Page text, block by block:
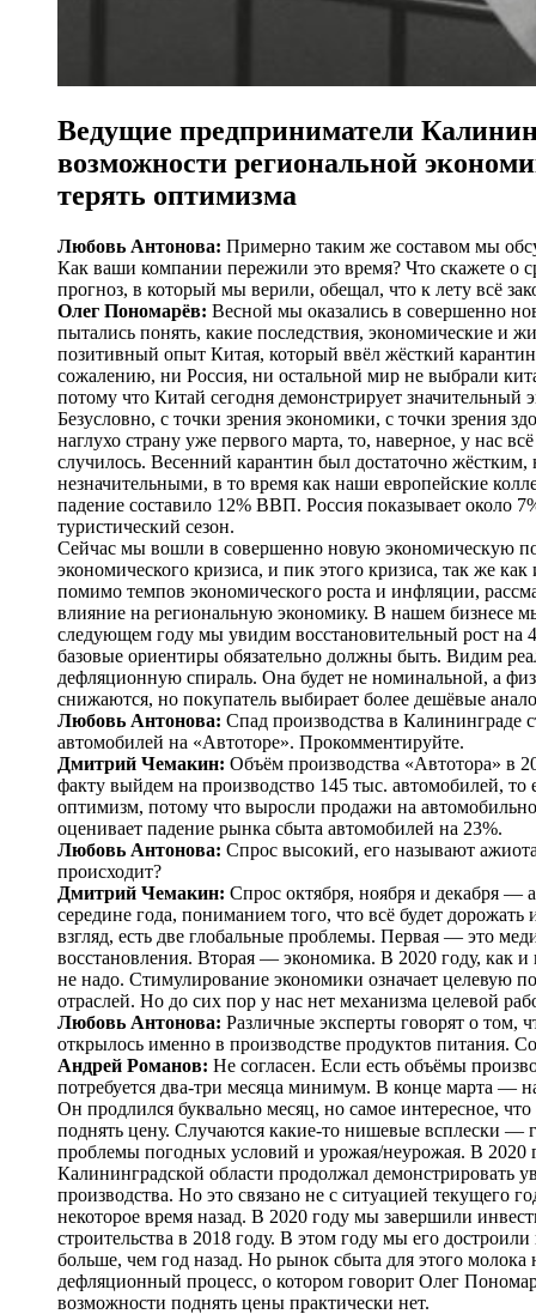
Ведущие предприниматели
возможности региональной
терять оптимизма
Любовь Антонова: Примерно таким же составом мы
Как ваши компании пережили это время? Что скажете о
прогноз, в который мы верили, обещал, что к лету всё
Олег Пономарёв: Весной мы оказались в совершенно
пытались понять, какие последствия, экономические и
позитивный опыт Китая, который ввёл жёсткий
сожалению, ни Россия, ни остальной мир не выбрали
потому что Китай сегодня демонстрирует значительный
Безусловно, с точки зрения экономики, с точки зрения
наглухо страну уже первого марта, то, наверное, у нас
случилось. Весенний карантин был достаточно
незначительными, в то время как наши европейские
падение составило 12% ВВП. Россия показывает около
туристический сезон.
Сейчас мы вошли в совершенно новую экономическую
экономического кризиса, и пик этого кризиса, так же
помимо темпов экономического роста и инфляции,
влияние на регио­нальную экономику. В нашем бизнесе
следующем году мы увидим восстановительный рост на
базовые ориентиры обязательно должны быть. Видим
дефляционную спираль. Она будет не номинальной, а
снижаются, но покупатель выбирает более дешёвые
Любовь Антонова: Спад производства в Калининграде
автомобилей на «Автоторе». Прокомментируйте.
Дмитрий Чемакин: Объём производства «Автотора» в
факту выйдем на производство 145 тыс. автомобилей, то
оптимизм, потому что выросли продажи на
оценивает падение рынка сбыта автомобилей на 23%.
Любовь Антонова: Спрос высокий, его называют
происходит?
Дмитрий Чемакин: Спрос октября, ноября и декабря —
середине года, пониманием того, что всё будет
взгляд, есть две глобальные проблемы. Первая — ​это
восстановления. Вторая — ​экономика. В 2020 году, как
не надо. Стимулирование экономики означает целевую
отраслей. Но до сих пор у нас нет механизма целевой
Любовь Антонова: Различные эксперты говорят о том,
открылось именно в производстве продуктов питания.
Андрей Романов: Не согласен. Если есть объёмы
потребуется два-три месяца минимум. В конце марта —
Он продлился буквально месяц, но самое интересное,
поднять цену. Случаются какие-то нишевые всплески —
проблемы погодных условий и урожая/неурожая. В
Калининградской области продолжал демонстрировать
производства. Но это связано не с ситуацией текущего
некоторое время назад. В 2020 году мы завершили
строительства в 2018 году. В этом году мы его
больше, чем год назад. Но рынок сбыта для этого
дефляционный процесс, о котором говорит Олег
возможности поднять цены практически нет.